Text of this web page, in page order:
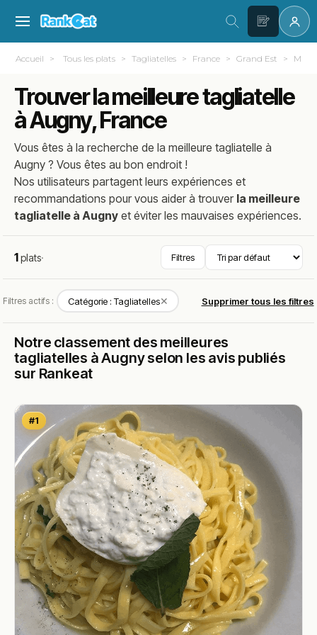
Accueil Tous les plats Tagliatelles France Grand Est
Trouver la meilleure tagliatelle
à Augny, France
Vous êtes à la recherche de la meilleuretagliatelle à
Augny ? Vous êtes au bon endroit !
Nos utilisateurs partagent leurs expériences et
recommandations pour vous aider à trouver la meilleure
tagliatelle à Augny et éviter les mauvaises expériences.
1plats· Filtres
Filtres actifs : Catégorie : Tagliatelles✕ Supprimer tous les filtres
Notre classement des meilleures
tagliatelles à Augny selon les avis publiés
sur Rankeat
#1